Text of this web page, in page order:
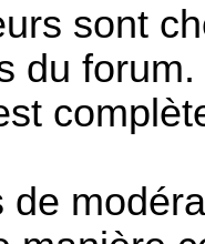
sont
du forum.
de